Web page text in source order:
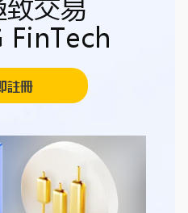
FinTech
註冊